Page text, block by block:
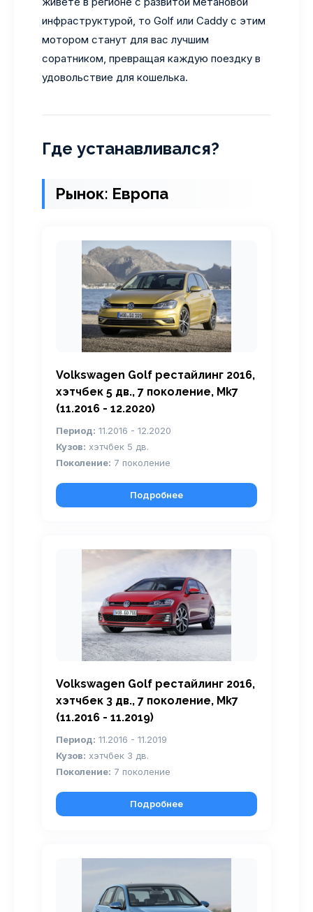
инфраструктурой, то Golf или Caddy с этим
мотором станут для вас лучшим
соратником, превращая каждую поездку в
удовольствие для кошелька.
Где устанавливался?
Рынок: Европа
Volkswagen Golf рестайлинг 2016,
хэтчбек 5 дв., 7 поколение, Mk7
(11.2016 - 12.2020)
Период: 11.2016 - 12.2020
Кузов: хэтчбек 5 дв.
Поколение: 7 поколение
Подробнее
Volkswagen Golf рестайлинг 2016,
хэтчбек 3 дв., 7 поколение, Mk7
(11.2016 - 11.2019)
Период: 11.2016 - 11.2019
Кузов: хэтчбек 3 дв.
Поколение: 7 поколение
Подробнее